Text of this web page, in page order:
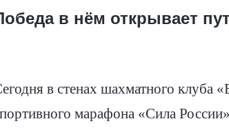
в нём открывает
в стенах шахматного клуба
марафона «Сила